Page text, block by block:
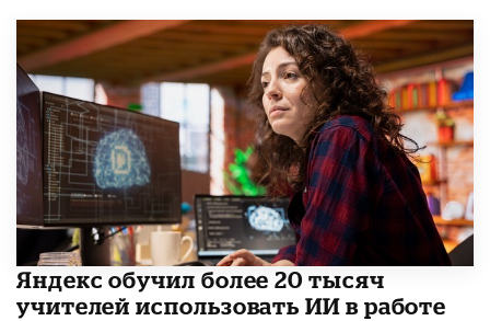
​Яндекс обучил более 20 тысяч
учителей использовать ИИ в работе